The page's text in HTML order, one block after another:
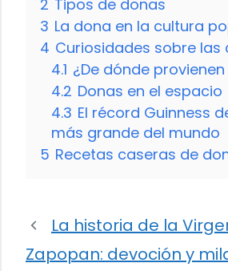
2 Tipos de donas
3 La dona en la cultura
4 Curiosidades sobre las
4.1 ¿De dónde
4.2 Donas en el espacio
4.3 El récord Guinness
más grande del mundo
5 Recetas caseras de
La historia de la
Zapopan: devoción y